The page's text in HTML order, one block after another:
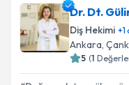
Dr. Dt.
Diş Hekimi +1
Ankara,
5 (1